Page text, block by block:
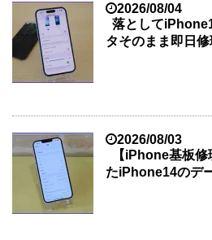
2026/08/04
落として
タそのまま即日修
2026/08/03
【iPhone基板
たiPhone14のデ